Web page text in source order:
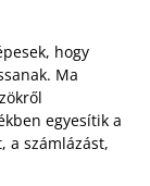
hogy
Ma
egyesítik a
a számlázást,